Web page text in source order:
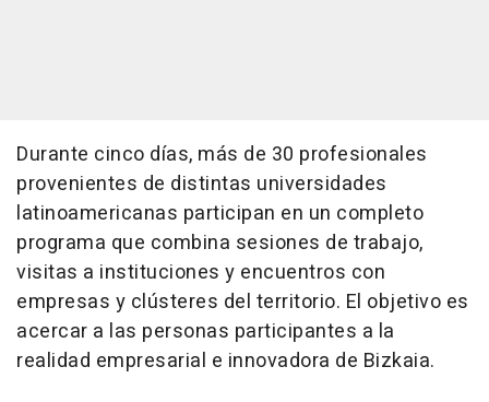
Durante cinco días, más de 30 profesionales
provenientes de distintas universidades
latinoamericanas participan en un completo
programa que combina sesiones de trabajo,
visitas a instituciones y encuentros con
empresas y clústeres del territorio. El objetivo es
acercar a las personas participantes a la
realidad empresarial e innovadora de Bizkaia.